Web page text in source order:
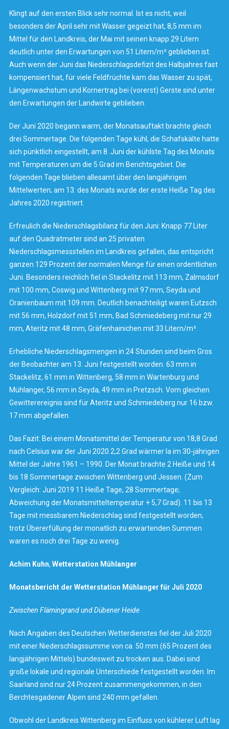
Klingt auf den ersten Blick sehr normal. Ist es nicht, weil
besonders der April sehr mit Wasser gegeizt hat, 8,5 mm im
Mittel für den Landkreis, der Mai mit seinen knapp 29 Litern
deutlich unter den Erwartungen von 51 Litern/m² geblieben ist.
Auch wenn der Juni das Niederschlagsdefizit des Halbjahres fast
kompensiert hat, für viele Feldfrüchte kam das Wasser zu spät,
Längenwachstum und Kornertrag bei (vorerst) Gerste sind unter
den Erwartungen der Landwirte geblieben.
Der Juni 2020 begann warm, der Monatsauftakt brachte gleich
drei Sommertage. Die folgenden Tage kühl, die Schafskälte hatte
sich pünktlich eingestellt, am 8. Juni der kühlste Tag des Monats
mit Temperaturen um die 5 Grad im Berichtsgebiet. Die
folgenden Tage blieben allesamt über den langjährigen
Mittelwerten; am 13. des Monats wurde der erste Heiße Tag des
Jahres 2020 registriert.
Erfreulich die Niederschlagsbilanz für den Juni: Knapp 77 Liter
auf den Quadratmeter sind an 25 privaten
Niederschlagsmessstellen im Landkreis gefallen, das entspricht
ganzen 129 Prozent der normalen Menge für einen ordentlichen
Juni. Besonders reichlich fiel in Stackelitz mit 113 mm, Zalmsdorf
mit 100 mm, Coswig und Wittenberg mit 97 mm, Seyda und
Oranienbaum mit 109 mm. Deutlich benachteiligt waren Eutzsch
mit 56 mm, Holzdorf mit 51 mm, Bad Schmiedeberg mit nur 29
mm, Ateritz mit 48 mm, Gräfenhainichen mit 33 Litern/m².
Erhebliche Niederschlagsmengen in 24 Stunden sind beim Gros
der Beobachter am 13. Juni festgestellt worden. 63 mm in
Stackelitz, 61 mm in Wittenberg, 58 mm in Wartenburg und
Mühlanger, 56 mm in Seyda, 49 mm in Pretzsch. Vom gleichen
Gewitterereignis sind für Ateritz und Schmiedeberg nur 16 bzw.
17 mm abgefallen.
Das Fazit: Bei einem Monatsmittel der Temperatur von 18,8 Grad
nach Celsius war der Juni 2020 2,2 Grad wärmer la im 30-jährigen
Mittel der Jahre 1961 – 1990. Der Monat brachte 2 Heiße und 14
bis 18 Sommertage zwischen Wittenberg und Jessen. (Zum
Vergleich: Juni 2019 11 Heiße Tage, 28 Sommertage;
Abweichung der Monatsmitteltemperatur + 5,7 Grad). 11 bis 13
Tage mit messbarem Niederschlag sind festgestellt worden,
trotz Übererfüllung der monatlich zu erwartenden Summen
waren es noch drei Tage zu wenig.
Achim Kuhn, Wetterstation Mühlanger
Monatsbericht der Wetterstation Mühlanger für Juli 2020
Zwischen Flämingrand und Dübener Heide
Nach Angaben des Deutschen Wetterdienstes fiel der Juli 2020
mit einer Niederschlagssumme von ca. 50 mm (65 Prozent des
langjährigen Mittels) bundesweit zu trocken aus. Dabei sind
große lokale und regionale Unterschiede festgestellt worden. Im
Saarland sind nur 24 Prozent zusammengekommen, in den
Berchtesgadener Alpen sind 240 mm gefallen.
Obwohl der Landkreis Wittenberg im Einfluss von kühlerer Luft lag